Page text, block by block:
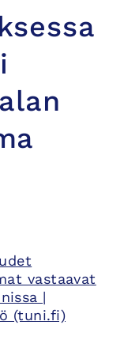
vastaavat
|
(tuni.fi)